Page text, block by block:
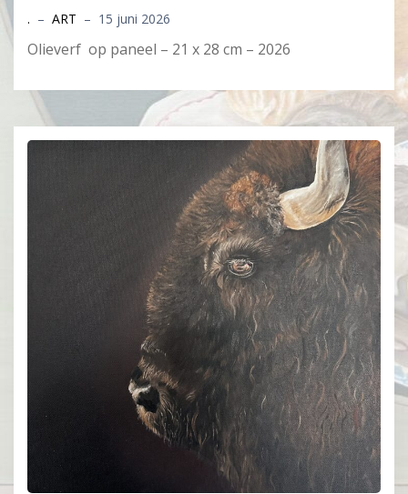
. – ART – 15 juni 2026
Olieverf op paneel – 21 x 28 cm – 2026